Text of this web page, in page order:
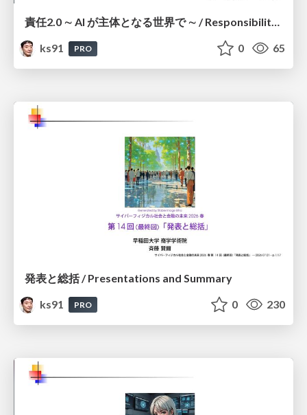
責任2.0 ∼ AI が主体となる世界で ∼ / Responsibility 2.0: In a World Where AI Takes Responsibilities
ks91
PRO 0 65
発表と総括 / Presentations and Summary
ks91
PRO 0 230